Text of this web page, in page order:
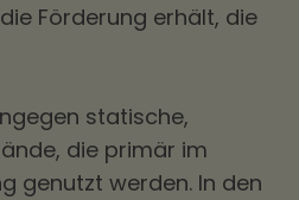
Förderung erhält, die
statische,
die primär im
genutzt werden. In den